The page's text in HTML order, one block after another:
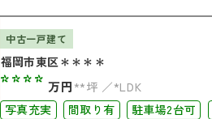
中古一戸建て
福岡市東区＊＊＊＊
**** 万円 **坪
*LDK
写真充実
間取り有 駐車場2台可